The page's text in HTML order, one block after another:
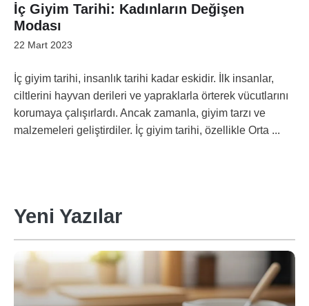
İç Giyim Tarihi: Kadınların Değişen
Modası
22 Mart 2023
İç giyim tarihi, insanlık tarihi kadar eskidir. İlk insanlar,
ciltlerini hayvan derileri ve yapraklarla örterek vücutlarını
korumaya çalışırlardı. Ancak zamanla, giyim tarzı ve
malzemeleri geliştirdiler. İç giyim tarihi, özellikle Orta ...
Yeni Yazılar